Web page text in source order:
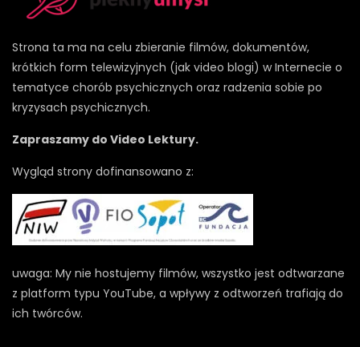
Strona ta ma na celu zbieranie filmów, dokumentów,
krótkich form telewizyjnych (jak video blogi) w Internecie o
tematyce chorób psychicznych oraz radzenia sobie po
kryzysach psychicznych.
Zapraszamy do Video Lektury.
Wygląd strony dofinansowano z:
uwaga: My nie hostujemy filmów, wszystko jest odtwarzane
z platform typu YouTube, a wpływy z odtworzeń trafiają do
ich twórców.